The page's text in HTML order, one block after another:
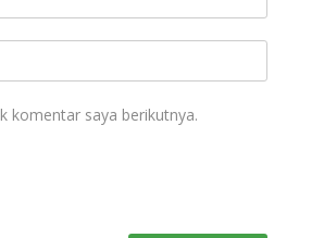
komentar saya berikutnya.